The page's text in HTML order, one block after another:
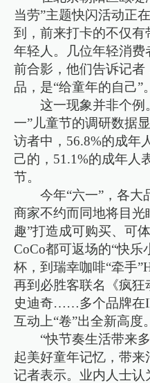
当劳”主题快闪活动正
到，前来打卡的不仅
年轻人。几位年轻消
前合影，他们告诉记
品，是“给童年的自己”。
这一现象并非个例
一”儿童节的调研数据
访者中，56.8%的成年
己的，51.1%的成年人
节。
今年“六一”，各大
商家不约而同地将目光
趣”打造成可购买、可
CoCo都可返场的“快乐
杯，到瑞幸咖啡“牵手
再到必胜客联名《疯狂
史迪奇……多个品牌在
互动上“卷”出全新高度。
“快节奏生活带来
起美好童年记忆，带
记者表示。业内人士认